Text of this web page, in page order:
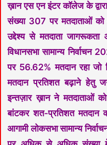
ख़ान एस एन इंटर कॉलेज के
संख्या 307 पर मतदाताओं
उद्देश्य से मतदाता जागरूकता
विधानसभा सामान्य
पर 56.62% मतदान रहा
मतदान प्रतिशत बढ़ाने हेतु
इन्तज़ार ख़ान ने मतदाताओं को
बांटकर शत-प्रतिशत
आगामी लोकसभा सामान्य